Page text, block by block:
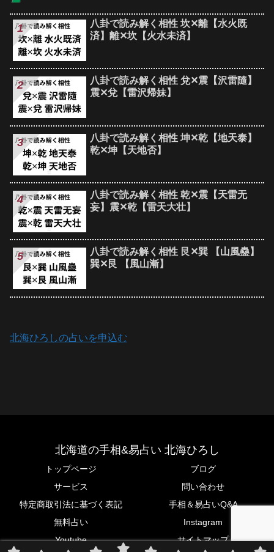
八卦で読み解く相性 坎✕離【水火既
済】離✕坎【火水未済】
八卦で読み解く相性 兌✕震【沢雷隨】
震✕兌【雷沢帰妹】
八卦で読み解く相性 坤✕乾【地天泰】
乾✕坤【天地否】
八卦で読み解く相性 乾✕震【天雷无
妄】震✕乾【雷天大壮】
八卦で読み解く相性 艮✕巽 【山風蠱】
巽✕艮 【風山漸】
北海ひろしの占いを申込む
北海道の手相&易占い 北海ひろし
トップページ
ブログ
サービス
問い合わせ
特定商取引法に基づく表記
手相＆易占いQ&A
無料占い
Instagram
Youtube
サイトマップ